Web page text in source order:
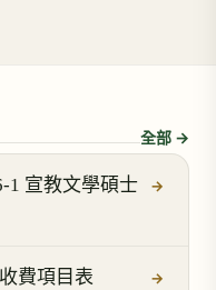
全部 →
1 宣教文學碩士
→
費項目表 →